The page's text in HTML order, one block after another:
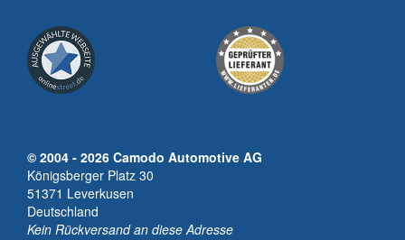
© 2004 - 2026 Camodo Automotive AG
Königsberger Platz 30
51371 Leverkusen
Deutschland
Kein Rückversand an diese Adresse